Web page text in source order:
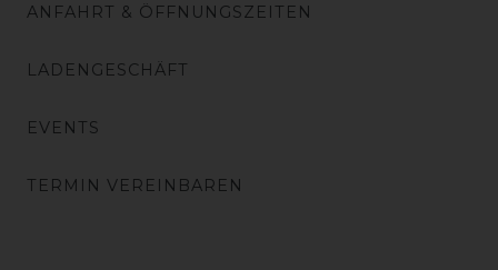
ANFAHRT & ÖFFNUNGSZEITEN
LADENGESCHÄFT
EVENTS
TERMIN VEREINBAREN